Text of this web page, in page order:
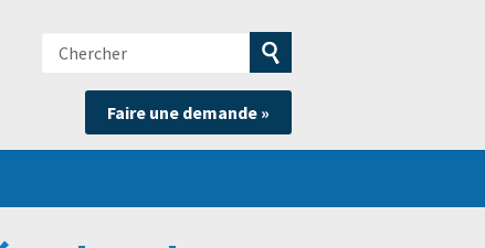
Chercher
Soumettre
la
recherche
Faire une demande »